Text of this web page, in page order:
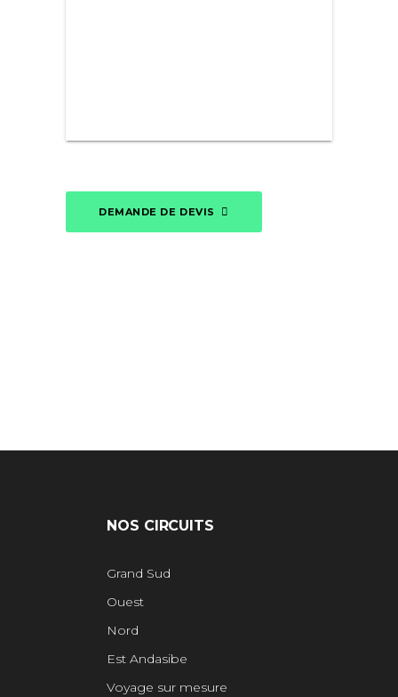
DEMANDE DE DEVIS
NOS CIRCUITS
Grand Sud
Ouest
Nord
Est Andasibe
Voyage sur mesure